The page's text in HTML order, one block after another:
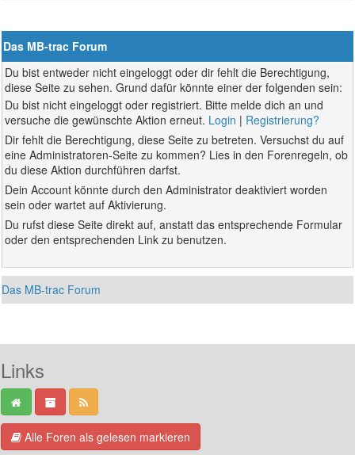
Das MB-trac Forum
Du bist entweder nicht eingeloggt oder dir fehlt die Berechtigung,
diese Seite zu sehen. Grund dafür könnte einer der folgenden sein:
Du bist nicht eingeloggt oder registriert. Bitte melde dich an und
versuche die gewünschte Aktion erneut. Login | Registrierung?
Dir fehlt die Berechtigung, diese Seite zu betreten. Versuchst du auf
eine Administratoren-Seite zu kommen? Lies in den Forenregeln, ob
du diese Aktion durchführen darfst.
Dein Account könnte durch den Administrator deaktiviert worden
sein oder wartet auf Aktivierung.
Du rufst diese Seite direkt auf, anstatt das entsprechende Formular
oder den entsprechenden Link zu benutzen.
Das MB-trac Forum
Links
Alle Foren als gelesen markieren